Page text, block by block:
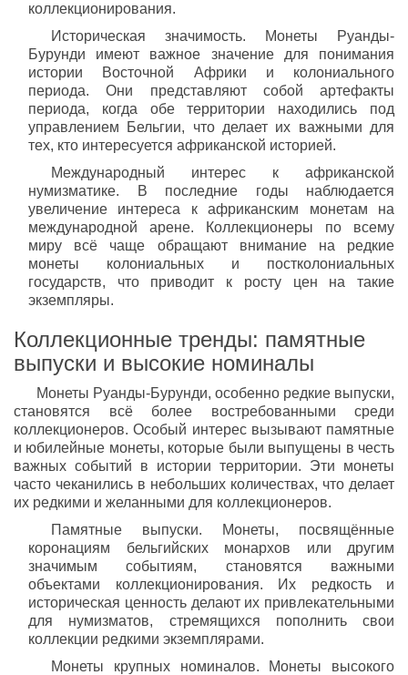
коллекционирования.
Историческая значимость. Монеты Руанды-
Бурунди имеют важное значение для понимания
истории Восточной Африки и колониального
периода. Они представляют собой артефакты
периода, когда обе территории находились под
управлением Бельгии, что делает их важными для
тех, кто интересуется африканской историей.
Международный интерес к африканской
нумизматике. В последние годы наблюдается
увеличение интереса к африканским монетам на
международной арене. Коллекционеры по всему
миру всё чаще обращают внимание на редкие
монеты колониальных и постколониальных
государств, что приводит к росту цен на такие
экземпляры.
Коллекционные тренды: памятные
выпуски и высокие номиналы
Монеты Руанды-Бурунди, особенно редкие выпуски,
становятся всё более востребованными среди
коллекционеров. Особый интерес вызывают памятные
и юбилейные монеты, которые были выпущены в честь
важных событий в истории территории. Эти монеты
часто чеканились в небольших количествах, что делает
их редкими и желанными для коллекционеров.
Памятные выпуски. Монеты, посвящённые
коронациям бельгийских монархов или другим
значимым событиям, становятся важными
объектами коллекционирования. Их редкость и
историческая ценность делают их привлекательными
для нумизматов, стремящихся пополнить свои
коллекции редкими экземплярами.
Монеты крупных номиналов. Монеты высокого